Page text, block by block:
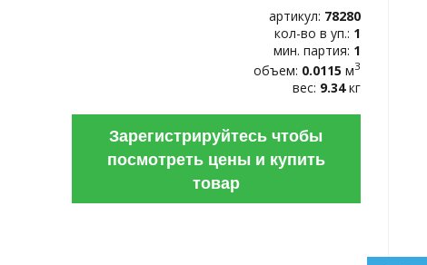
артикул: 78280
кол-во в уп.: 1
мин. партия: 1
объем: 0.0115 м3
вес: 9.34кг
Зарегистрируйтесь чтобы
посмотреть цены и купить
товар